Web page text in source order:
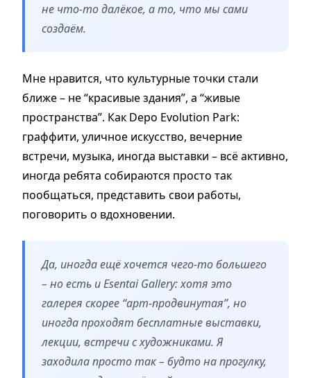
не что-то далёкое, а то, что мы сами
создаём.
Мне нравится, что культурные точки стали
ближе – не “красивые здания”, а “живые
пространства”. Как Depo Evolution Park:
граффити, уличное искусство, вечерние
встречи, музыка, иногда выставки – всё активно,
иногда ребята собираются просто так
пообщаться, представить свои работы,
поговорить о вдохновении.
Да, иногда ещё хочется чего-то большего
– но есть и Esentai Gallery: хотя это
галерея скорее “арт-продвинутая”, но
иногда проходят бесплатные выставки,
лекции, встречи с художниками. Я
заходила просто так – будто на прогулку,